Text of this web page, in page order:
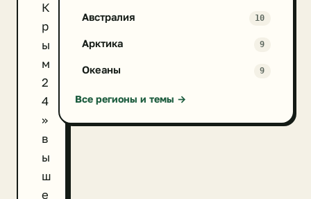
К
р
ы
м
2
4
»
в
ы
ш
е
Австралия 10
Арктика 9
Океаны 9
Все регионы и темы →